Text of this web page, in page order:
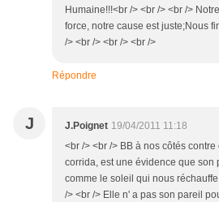
Humaine!!!<br /> <br /> <br />
force, notre cause est juste;Nous
/> <br /> <br /> <br />
Répondre
J J.Poignet 19/04/2011 11:18
<br /> <br /> BB à nos côtés
corrida, est une évidence que son
comme le soleil qui nous
/> <br /> Elle n' a pas son pareil